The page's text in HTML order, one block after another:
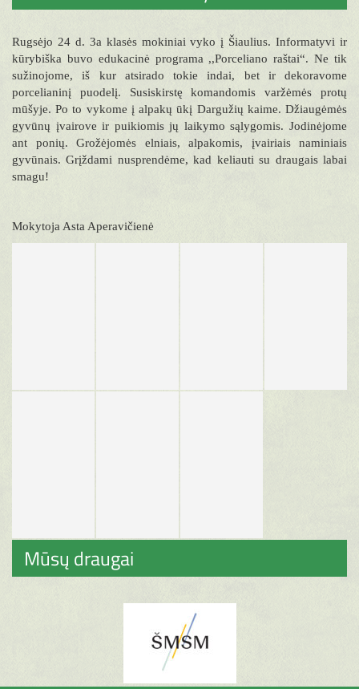
Rugsėjo 24 d. 3a klasės mokiniai vyko į Šiaulius. Informatyvi ir
kūrybiška buvo edukacinė programa ,,Porceliano raštai“. Ne tik
sužinojome, iš kur atsirado tokie indai, bet ir dekoravome
porcelianinį puodelį. Susiskirstę komandomis varžėmės protų
mūšyje. Po to vykome į alpakų ūkį Dargužių kaime. Džiaugėmės
gyvūnų įvairove ir puikiomis jų laikymo sąlygomis. Jodinėjome
ant ponių. Grožėjomės elniais, alpakomis, įvairiais naminiais
gyvūnais. Grįždami nusprendėme, kad keliauti su draugais labai
smagu!
Mokytoja Asta Aperavičienė
Mūsų draugai